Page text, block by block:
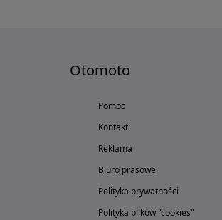
Otomoto
Pomoc
Kontakt
Reklama
Biuro prasowe
Polityka prywatności
Polityka plików "cookies"